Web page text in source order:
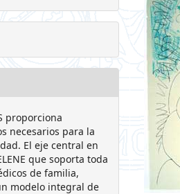
proporciona
necesarios para la
El eje central en
que soporta toda
de familia,
modelo integral de